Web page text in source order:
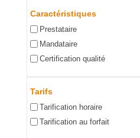
Caractéristiques
Prestataire
Mandataire
Certification qualité
Tarifs
Tarification horaire
Tarification au forfait